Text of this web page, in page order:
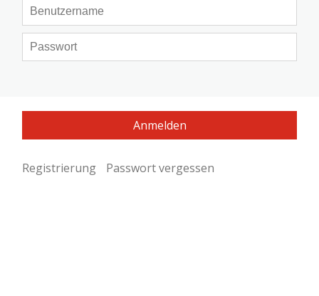
Registrierung Passwort vergessen